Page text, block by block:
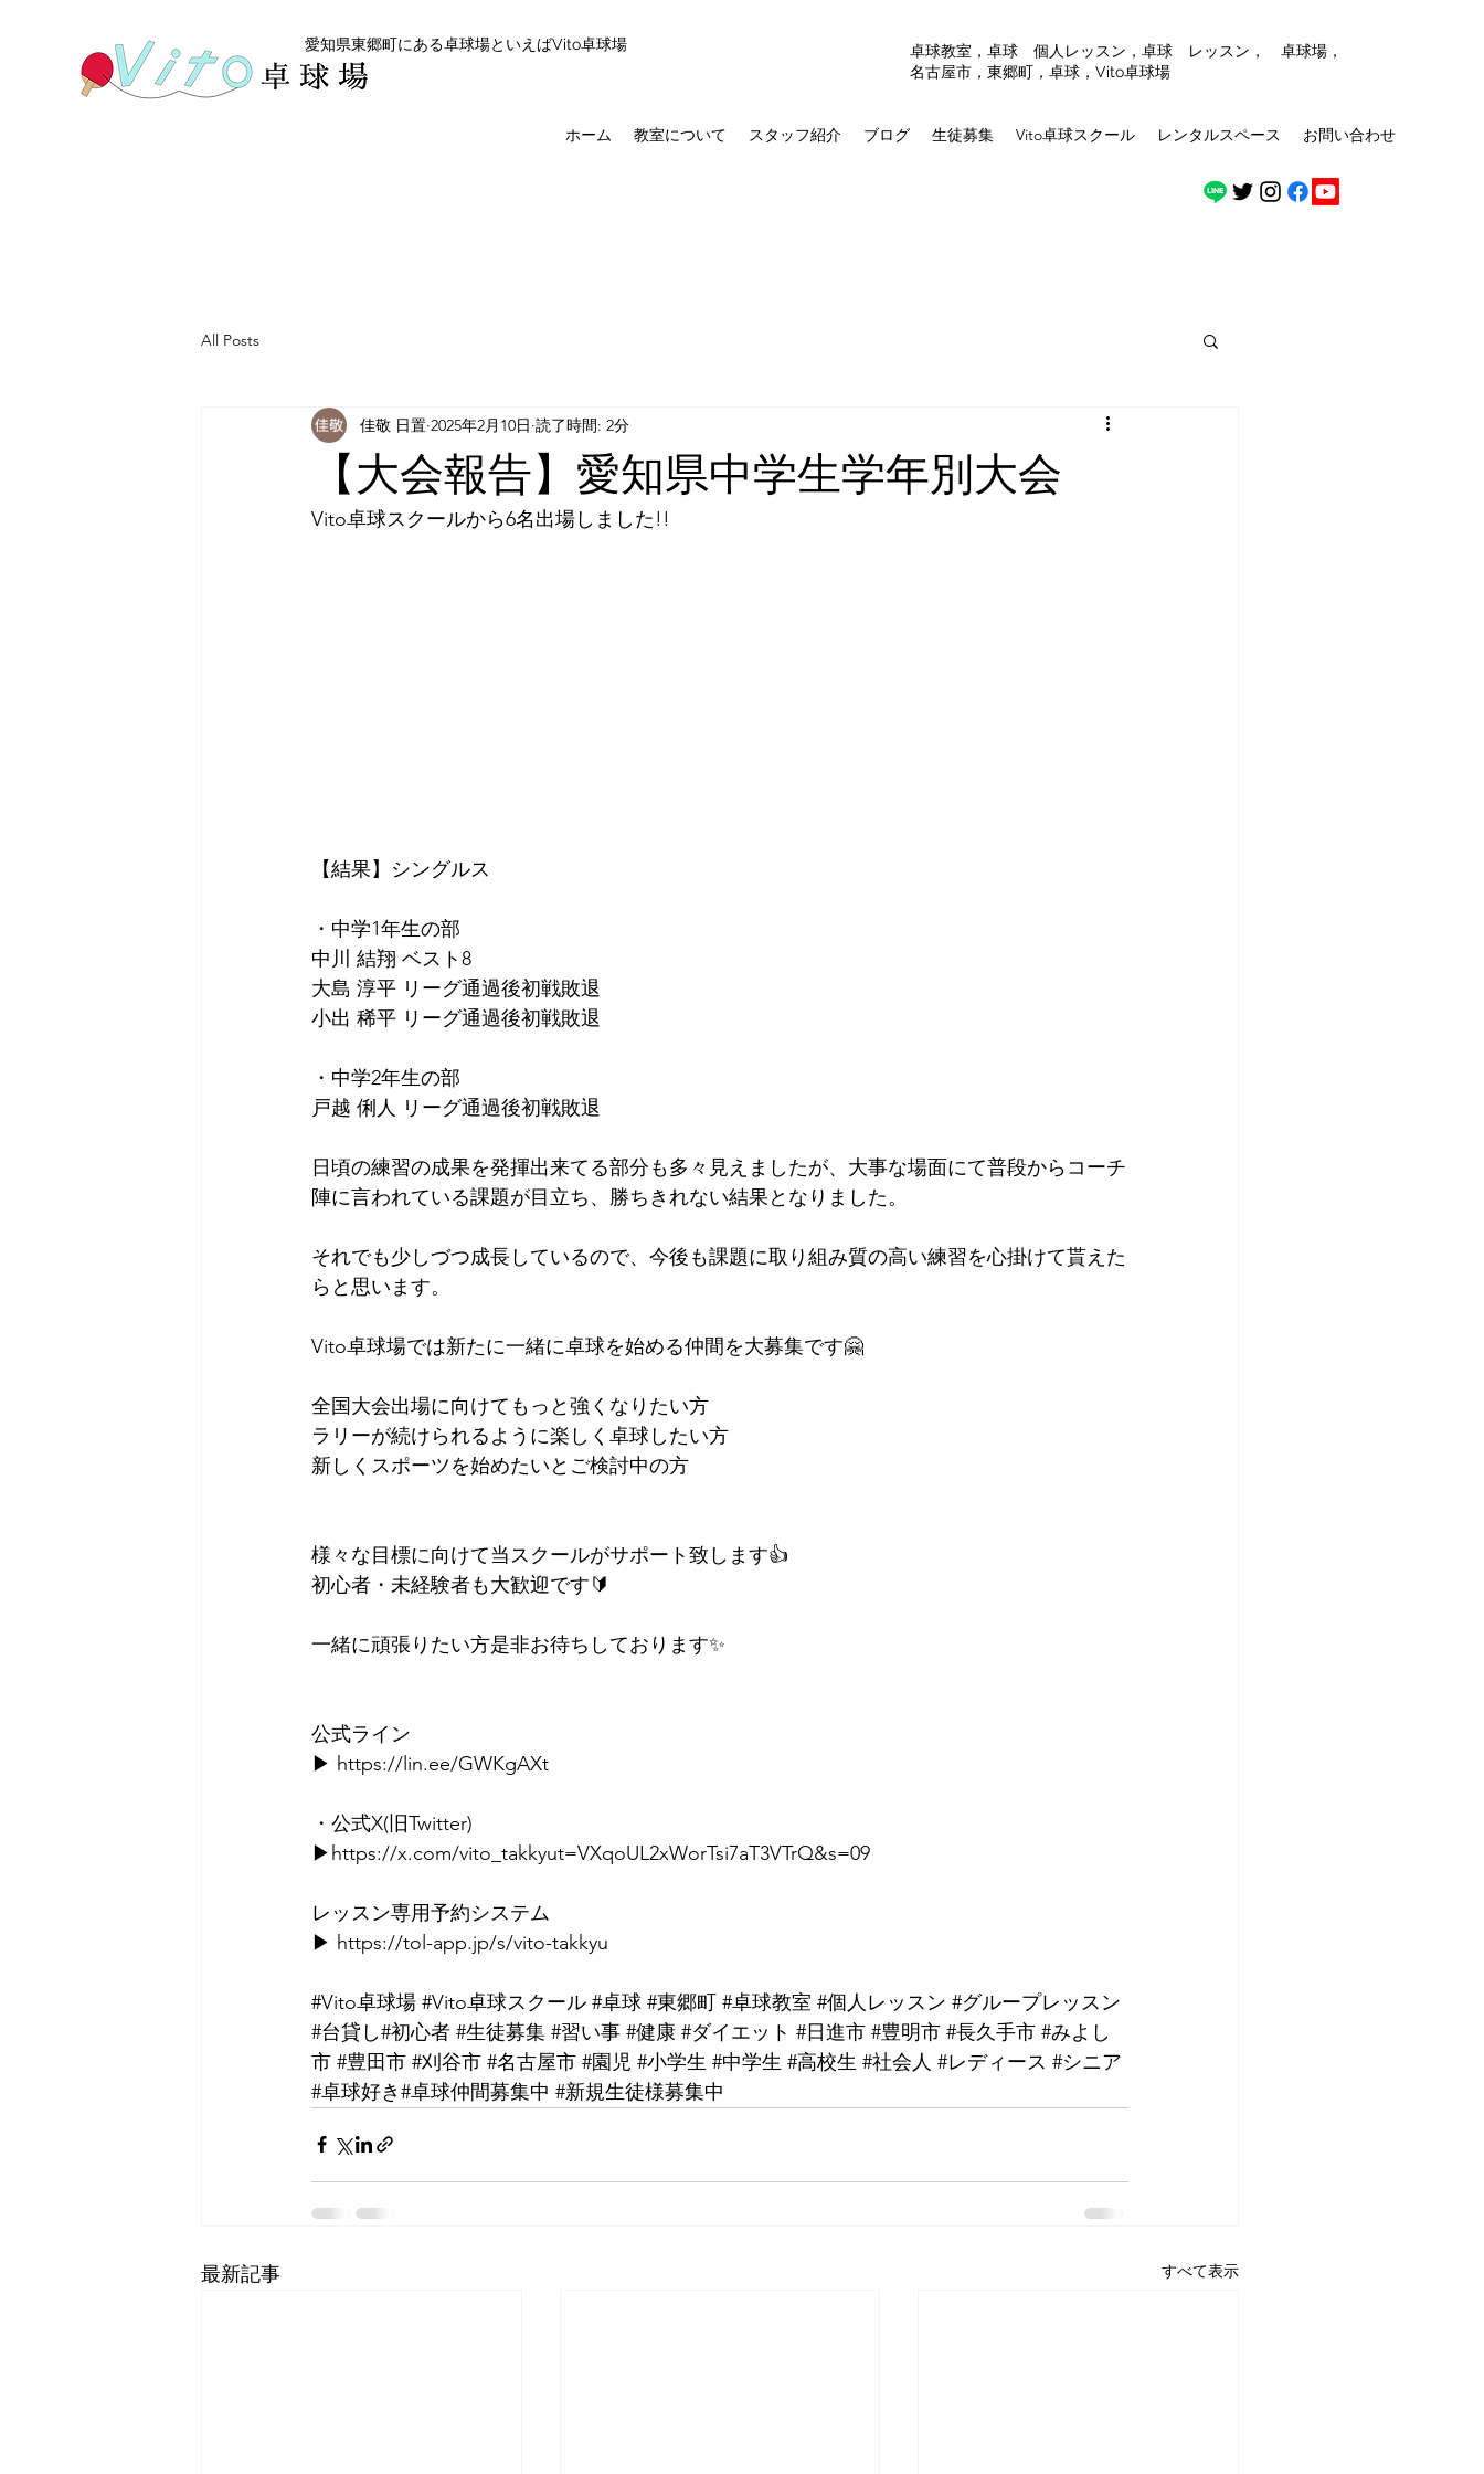
愛知県東郷町にある卓球場といえばVito卓球場
​卓球教室，卓球 個人レッスン，卓球 レッスン， 卓球場，
​名古屋市，東郷町，卓球，Vito卓球場
ホーム 教室について スタッフ紹介 ブログ 生徒募集 Vito卓球スクール レンタルスペース お問い合わせ
All Posts
【大会報告】愛知県中学生学年別大会
佳敬 日置 2025年2月10日 読了時間: 2分
Vito卓球スクールから6名出場しました!!
【結果】シングルス
・⁡⁡中学1年生の部⁡
⁡中川 結翔 ベスト8
大島 淳平 リーグ通過後初戦敗退
小出 稀平 リーグ通過後初戦敗退
・中学2年生の部⁡⁡
⁡戸越 俐人 リーグ通過後初戦敗退
日頃の練習の成果を発揮出来てる部分も多々見えましたが、大事な場面にて普段からコーチ
陣に言われている課題が目立ち、勝ちきれない結果となりました。
それでも少しづつ成長しているので、今後も課題に取り組み質の高い練習を心掛けて貰えた
らと思います。
Vito卓球場では新たに一緒に卓球を始める仲間を大募集です🤗
⁡⁡全国大会出場に向けてもっと強くなりたい方
ラリーが続けられるように楽しく卓球したい方
新しくスポーツを始めたいとご検討中の方
様々な目標に向けて当スクールがサポート致します👍
初心者・未経験者も大歓迎です🔰
一緒に頑張りたい方是非お待ちしております✨
公式ライン⁡
▶ https://lin.ee/GWKgAXt
⁡・⁡公式X(旧Twitter)⁡
▶https://x.com/vito_takkyut=VXqoUL2xWorTsi7aT3VTrQ&s=09
⁡レッスン専用予約システム
▶ https://tol-app.jp/s/vito-takkyu
#Vito卓球場 #Vito卓球スクール #卓球 #東郷町 #卓球教室 #個人レッスン #グループレッスン
#台貸し#初心者 #生徒募集 #習い事 #健康 #ダイエット #日進市 #豊明市 #長久手市 #みよし
市 #豊田市 #刈谷市 #名古屋市 #園児 #小学生 #中学生 #高校生 #社会人 #レディース #シニア
#卓球好き#卓球仲間募集中 #新規生徒様募集中
最新記事 すべて表示